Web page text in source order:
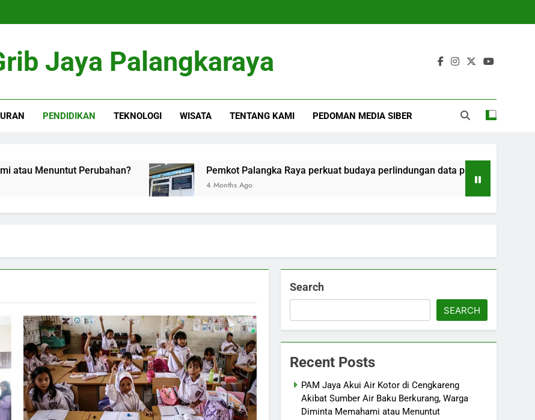
Jaya Palangkaraya
PENDIDIKAN TEKNOLOGI WISATA TENTANG KAMI PEDOMAN MEDIA SIBER
Menuntut Perubahan? Pemkot Palangka Raya perkuat budaya perlindungan data pribadi ASN
4 Months Ago
Search
SEARCH
Recent Posts
PAM Jaya Akui Air Kotor di Cengkareng
Akibat Sumber Air Baku Berkurang, Warga
Diminta Memahami atau Menuntut